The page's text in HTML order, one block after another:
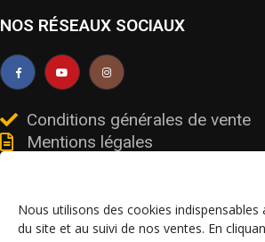
Nous utilisons des cookies
du site et au suivi de nos ventes. En
NOS RÉSEAUX SOCIAUX
Conditions générales de vente
Mentions légales